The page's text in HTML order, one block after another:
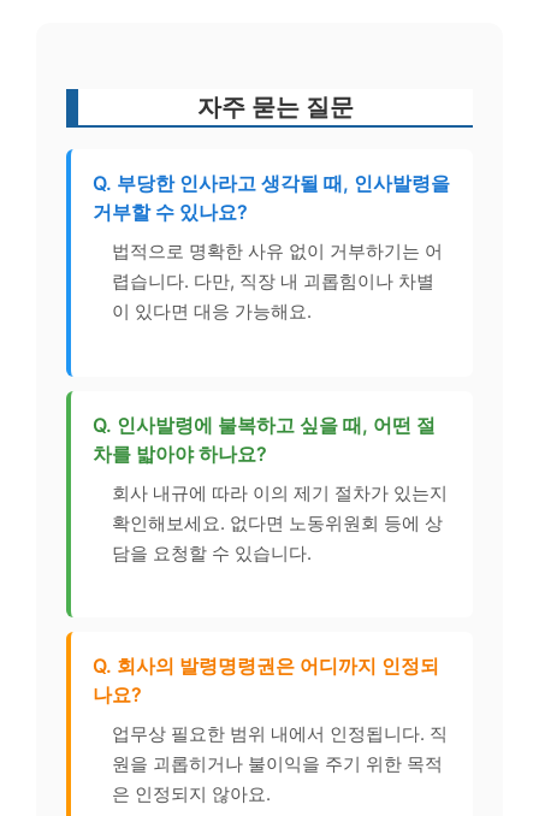
자주 묻는 질문
Q. 부당한 인사라고 생각될 때, 인사발령을
거부할 수 있나요?
법적으로 명확한 사유 없이 거부하기는 어
렵습니다. 다만, 직장 내 괴롭힘이나 차별
이 있다면 대응 가능해요.
Q. 인사발령에 불복하고 싶을 때, 어떤 절
차를 밟아야 하나요?
회사 내규에 따라 이의 제기 절차가 있는지
확인해보세요. 없다면 노동위원회 등에 상
담을 요청할 수 있습니다.
Q. 회사의 발령명령권은 어디까지 인정되
나요?
업무상 필요한 범위 내에서 인정됩니다. 직
원을 괴롭히거나 불이익을 주기 위한 목적
은 인정되지 않아요.